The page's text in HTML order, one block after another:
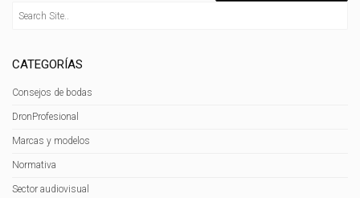
CATEGORÍAS
Consejos de bodas
DronProfesional
Marcas y modelos
Normativa
Sector audiovisual